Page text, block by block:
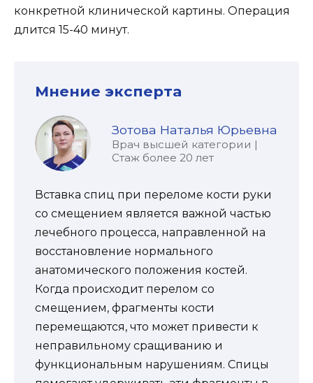
конкретной клинической картины. Операция
длится 15-40 минут.
Мнение эксперта
Зотова Наталья Юрьевна
Врач высшей категории |
Стаж более 20 лет
Вставка спиц при переломе кости руки
со смещением является важной частью
лечебного процесса, направленной на
восстановление нормального
анатомического положения костей.
Когда происходит перелом со
смещением, фрагменты кости
перемещаются, что может привести к
неправильному сращиванию и
функциональным нарушениям. Спицы